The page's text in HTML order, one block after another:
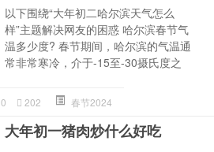
以下围绕“大年初二哈尔滨天气怎么
样”主题解决网友的困惑 哈尔滨春节气
温多少度? 春节期间，哈尔滨的气温通
常非常寒冷，介于-15至-30摄氏度之
0 202 春节2024
大年初一猪肉炒什么好吃